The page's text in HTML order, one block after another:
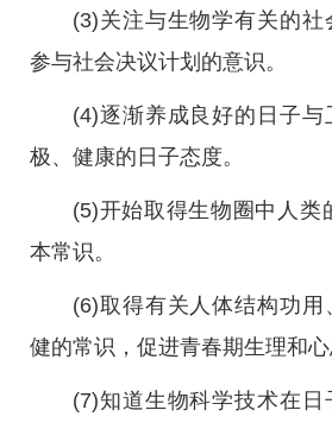
(3)关注与生物学有关的社
参与社会决议计划的意识。
(4)逐渐养成良好的日子与
极、健康的日子态度。
(5)开始取得生物圈中人类
本常识。
(6)取得有关人体结构功用
健的常识，促进青春期生理和心
(7)知道生物科学技术在